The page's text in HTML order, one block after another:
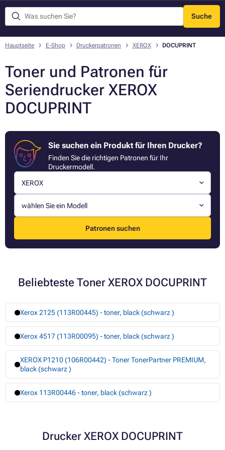
Suche
Menü
Hauptseite E-Shop Druckerpatronen XEROX DOCUPRINT
Toner und Patronen für
Seriendrucker XEROX
DOCUPRINT
Sie suchen ein Produkt für Ihren Drucker?
Finden Sie die richtigen Patronen für Ihr
Druckermodell.
XEROX
wählen Sie ein Modell
Patronen suchen
Beliebteste Toner XEROX DOCUPRINT
Xerox 2125 (113R00445) - toner, black (schwarz )
Xerox 4517 (113R00095) - toner, black (schwarz )
XEROX P1210 (106R00442) - Toner TonerPartner PREMIUM,
black (schwarz )
Xerox 113R00446 - toner, black (schwarz )
Drucker XEROX DOCUPRINT